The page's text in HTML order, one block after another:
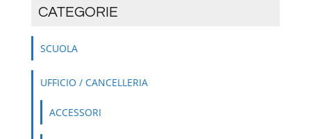
CATEGORIE
SCUOLA
UFFICIO / CANCELLERIA
ACCESSORI